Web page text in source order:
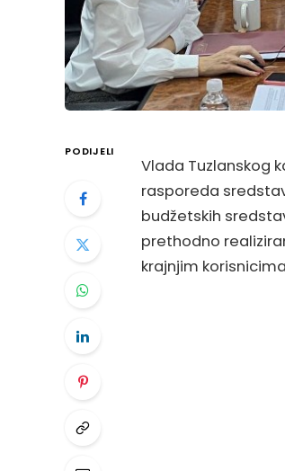
PODIJELI
Vlada Tuzlanskog
rasporeda
budžetskih
prethodno
krajnjim